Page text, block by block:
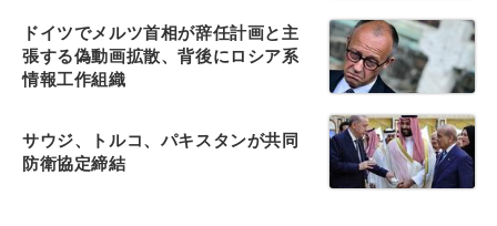
ドイツでメルツ首相が辞任計画と主
張する偽動画拡散、背後にロシア系
情報工作組織
サウジ、トルコ、パキスタンが共同
防衛協定締結